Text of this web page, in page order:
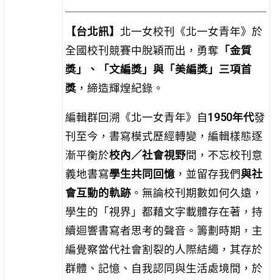
【台北訊】 北一女校刊《北一女青年》於
全國校刊競賽中脫穎而出，勇奪 「金質
獎」、「文編獎」與「美編獎」三項首
獎，締造輝煌紀錄。
編輯群回溯《北一女青年》自 1950年代發
刊至今，書寫模式歷經轉變，編輯樣態逐
漸平衡於校內／社會視野間，不忘校刊意
義地書寫學生共同回憶，並留存我們與社
會互動的軌跡。無論校刊期數如何久遠，
學生的「視界」都藉文字載體存在著，持
續迴響書寫者思考的聲音。籌劃時期，主
編覺察當代社會割裂的人際結繩，其存於
群體、記憶、自我認同與生活處境間，於